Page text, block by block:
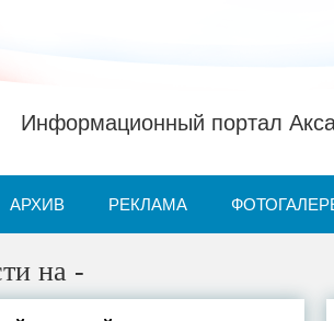
Информационный портал
АРХИВ РЕКЛАМА
на -